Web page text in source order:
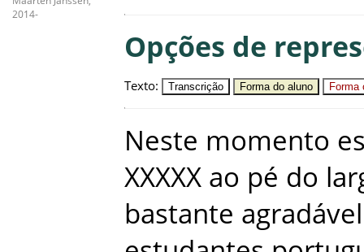
2014-
Opções de
Texto: Transcrição Forma do aluno Forma
Neste momento
XXXXX ao pé do
bastante agradável